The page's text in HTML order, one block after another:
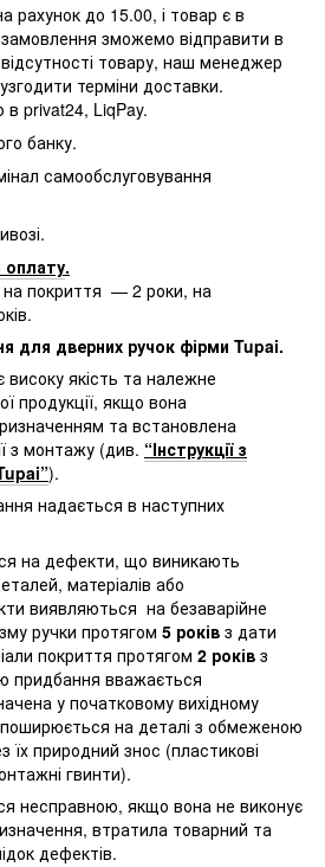
рахунок до 15.00, і товар є в
замовлення зможемо відправити в
товару, наш менеджер
терміни доставки.
privat24, LiqPay.
банку.
самообслуговування
оплату.
на покриття — 2 роки, на
для дверних ручок фірми Tupai.
якість та належне
продукції, якщо вона
та встановлена
з монтажу (див. “Інструкції з
).
надається в наступних
на дефекти, що виникають
матеріалів або
виявляються на безаварійне
ручки протягом 5 років з дати
покриття протягом 2 років з
придбання вважається
у початковому вихідному
поширюється на деталі з обмеженою
їх природний знос (пластикові
гвинти).
несправною, якщо вона не виконує
втратила товарний та
дефектів.